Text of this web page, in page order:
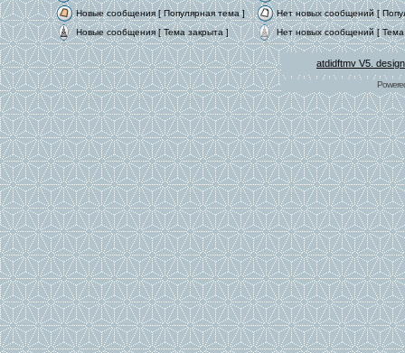
Новые сообщения [ Популярная тема ]
Нет новых сообщений [
Новые сообщения [ Тема закрыта ]
Нет новых сообщений [ Тема
atdidftmv V5.